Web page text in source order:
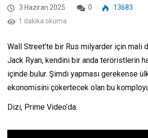
3 Haziran 2025 0
13683
1 dakika okuma
Wall Street’te bir Rus milyarder için mali
Jack Ryan, kendini bir anda teröristlerin
içinde bulur. Şimdi yapması gerekense
ekonomisini çökertecek olan bu
Dizi, Prime Video’da.